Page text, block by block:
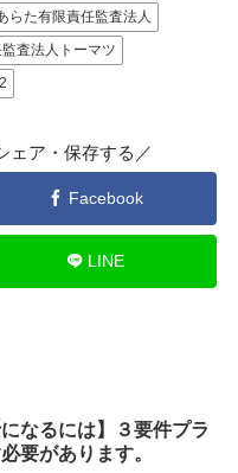
らた有限責任監査法人
査法人トーマツ
ェア・保存する／
Facebook
LINE
になるには】３要件プラ
要があります。